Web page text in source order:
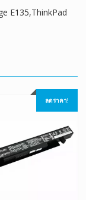
E135,ThinkPad
ลดราคา!